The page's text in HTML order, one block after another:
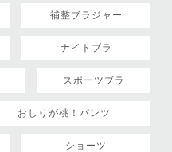
補整ブラジャー
ナイトブラ
スポーツブラ
おしりが桃！パンツ
ショーツ